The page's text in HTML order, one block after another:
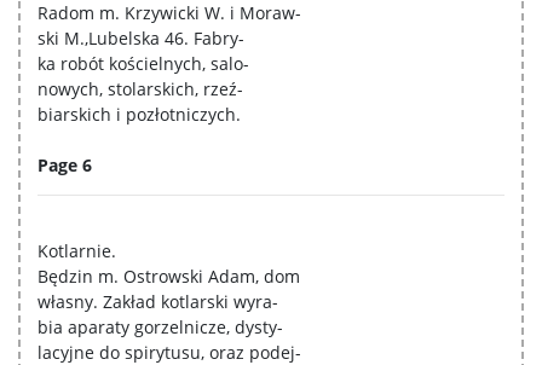
Radom m. Krzywicki W. i Moraw-
ski M.,Lubelska 46. Fabry-
ka robót kościelnych, salo-
nowych, stolarskich, rzeź-
biarskich i pozłotniczych.
Page 6
Kotlarnie.
Będzin m. Ostrowski Adam, dom
własny. Zakład kotlarski wyra-
bia aparaty gorzelnicze, dysty-
lacyjne do spirytusu, oraz podej-